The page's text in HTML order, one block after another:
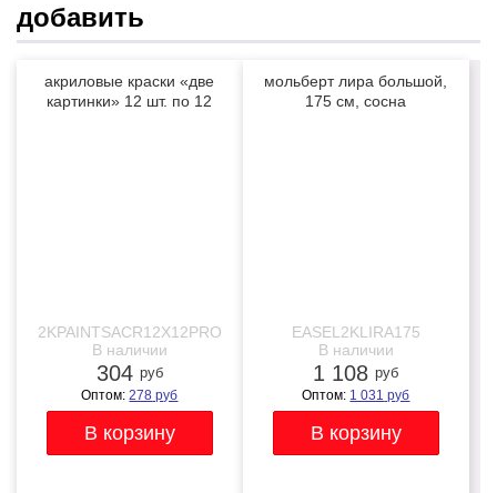
добавить
акриловые краски «две
картинки» 12 шт. по 12
2KPAINTSACR12X12PRO
В наличии
304 руб
Оптом:278 руб
мольберт лира большой,
175 см, сосна
EASEL2KLIRA175
В наличии
1 108 руб
Оптом: 1 031 руб